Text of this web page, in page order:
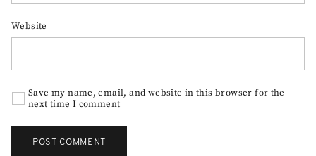
Website
Save my name, email, and website in this browser for the
next time I comment